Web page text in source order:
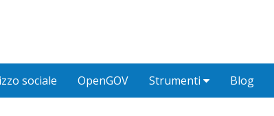
sociale OpenGOV Strumenti Blog